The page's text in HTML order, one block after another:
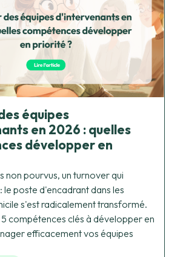
équipes
développer en
pourvus, un turnover qui
le poste d'encadrant dans les
s'est radicalement transformé.
compétences clés à développer en
efficacement vos équipes